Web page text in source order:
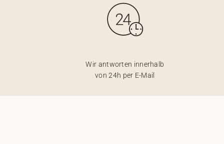
Wir antworten innerhalb
von 24h per E-Mail